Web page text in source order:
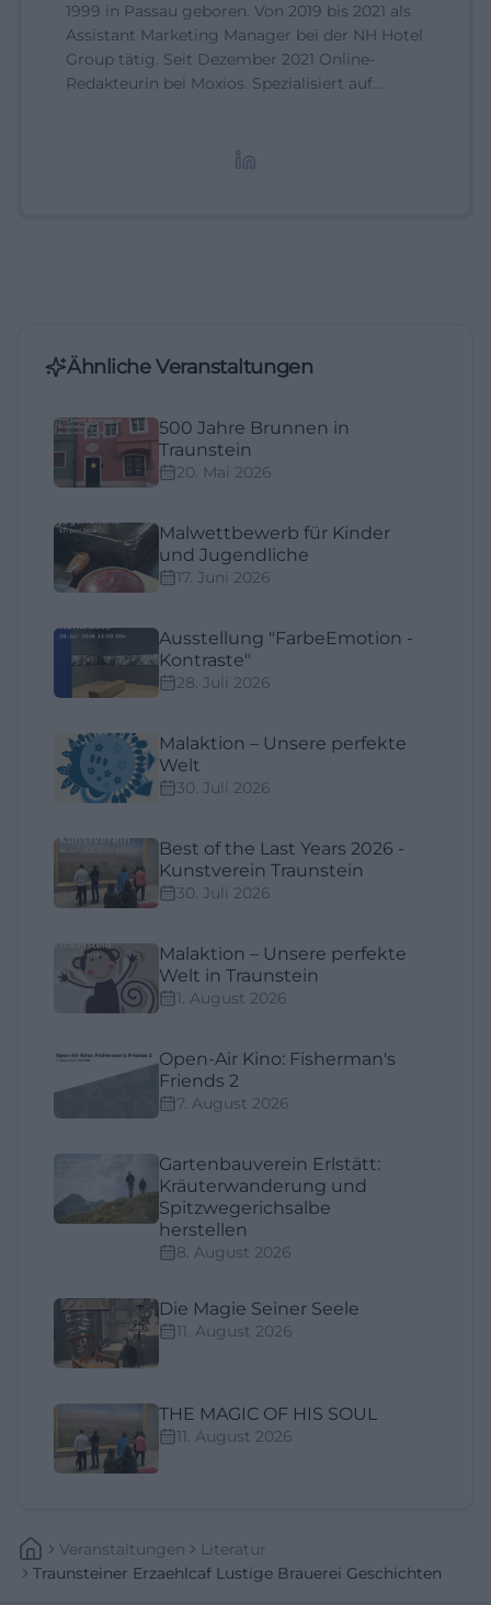
1999 in Passau geboren. Von 2019 bis 2021 als
Assistant Marketing Manager bei der NH Hotel
Group tätig. Seit Dezember 2021 Online-
Redakteurin bei Moxios. Spezialisiert auf
Ähnliche Veranstaltungen
500 Jahre Brunnen in
Traunstein
20. Mai 2026
Malwettbewerb für Kinder
und Jugendliche
17. Juni 2026
Ausstellung "FarbeEmotion -
Kontraste"
28. Juli 2026
Malaktion – Unsere perfekte
Welt
30. Juli 2026
Best of the Last Years 2026 -
Kunstverein Traunstein
30. Juli 2026
Malaktion – Unsere perfekte
Welt in Traunstein
1. August 2026
Open-Air Kino: Fisherman's
Friends 2
7. August 2026
Gartenbauverein Erlstätt:
Kräuterwanderung und
Spitzwegerichsalbe
herstellen
8. August 2026
Die Magie Seiner Seele
11. August 2026
THE MAGIC OF HIS SOUL
11. August 2026
Veranstaltungen
Literatur
Traunsteiner Erzaehlcaf Lustige Brauerei Geschichten